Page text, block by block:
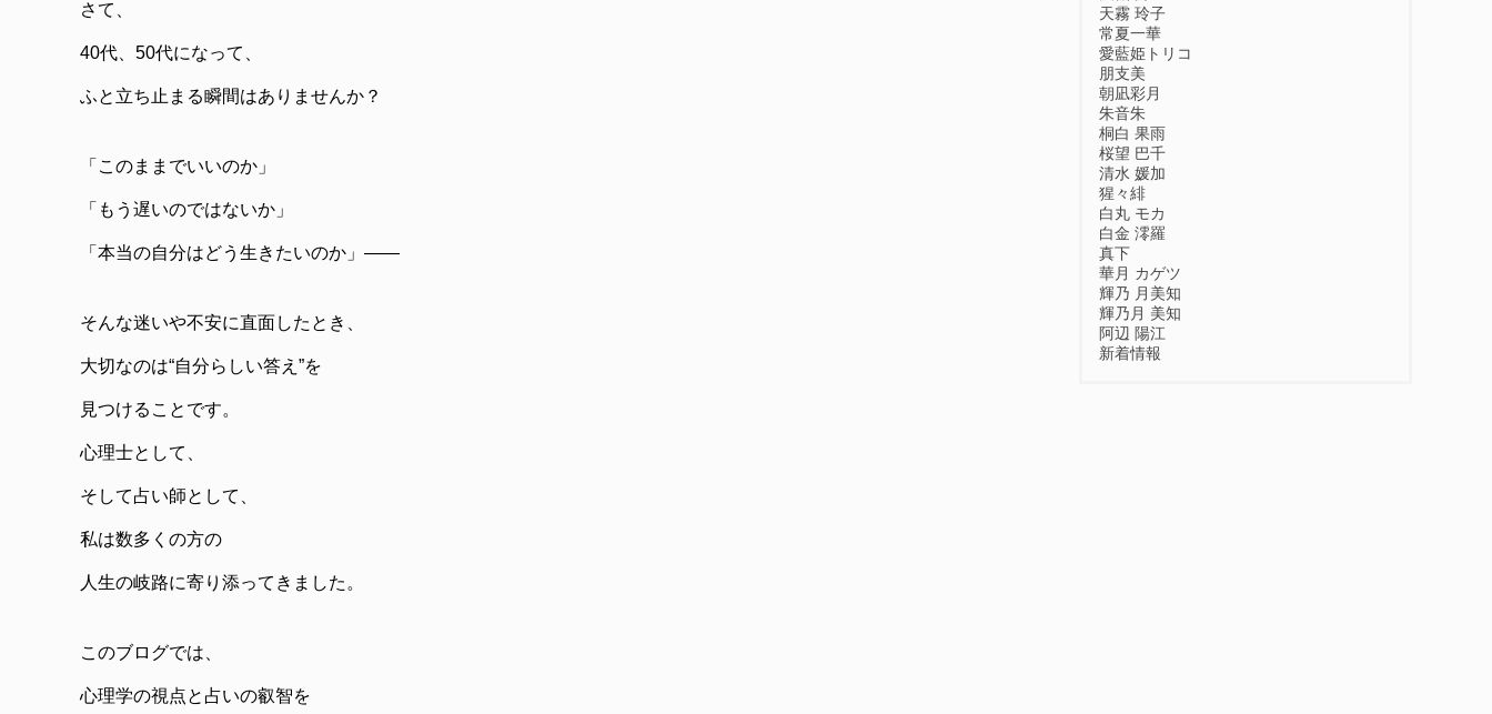
さて、
40代、50代になって、
ふと立ち止まる瞬間はありませんか？
「このままでいいのか」
「もう遅いのではないか」
「本当の自分はどう生きたいのか」――
そんな迷いや不安に直面したとき、
大切なのは“自分らしい答え”を
見つけることです。
心理士として、
そして占い師として、
私は数多くの方の
人生の岐路に寄り添ってきました。
このブログでは、
心理学の視点と占いの叡智を
天霧 玲子
常夏一華
愛藍姫トリコ
朋支美
朝凪彩月
朱音朱
桐白 果雨
桜望 巴千
清水 媛加
猩々緋
白丸 モカ
白金 澪羅
真下
華月 カゲツ
輝乃 月美知
輝乃月 美知
阿辺 陽江
新着情報